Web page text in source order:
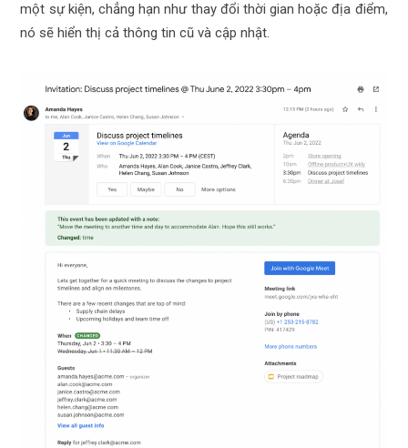
một sự kiện, chẳng hạn như thay đổi thời gian hoặc địa điểm,
nó sẽ hiển thị cả thông tin cũ và cập nhật.